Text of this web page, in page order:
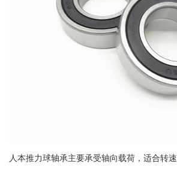
人本推力球轴承主要承受轴向载荷，适合转